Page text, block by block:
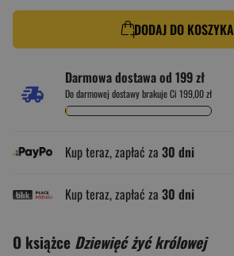
DODAJ DO KOSZYKA
Darmowa dostawa od 199 zł
Do darmowej dostawy brakuje Ci 199,00 zł
Kup teraz, zapłać za 30 dni
Kup teraz, zapłać za 30 dni
O książce Dziewięć żyć królowej